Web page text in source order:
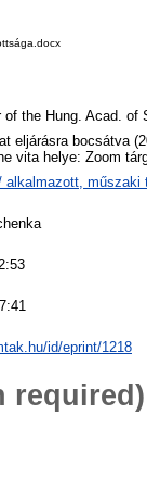
of the Hung. Acad. of
eljárásra bocsátva
vita helye: Zoom
alkalmazott, műszaki
id/eprint/1218
required)